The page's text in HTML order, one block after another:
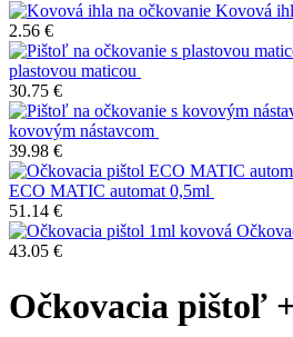
Kovová
2.56 €
plastovou maticou
30.75 €
kovovým nástavcom
39.98 €
ECO MATIC automat 0,5ml
51.14 €
43.05 €
Očkovacia pištoľ